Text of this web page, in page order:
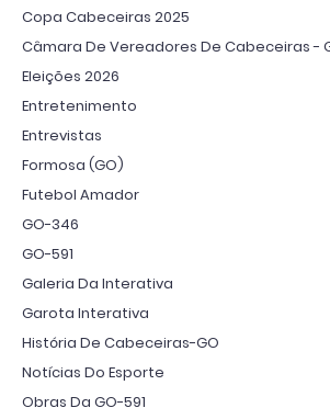
Copa Cabeceiras 2025
Câmara De Vereadores De Cabeceiras -
Eleições 2026
Entretenimento
Entrevistas
Formosa (GO)
Futebol Amador
GO-346
GO-591
Galeria Da Interativa
Garota Interativa
História De Cabeceiras-GO
Notícias Do Esporte
Obras Da GO-591